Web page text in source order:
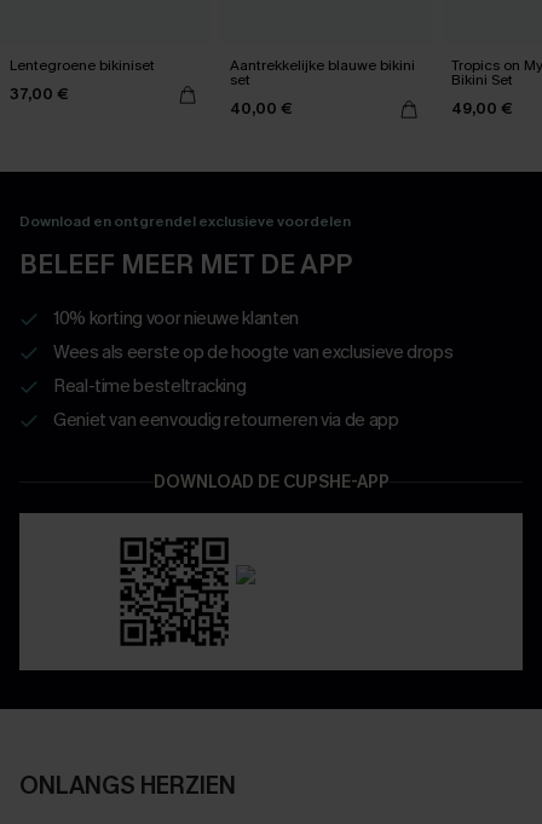
Lentegroene bikiniset
37,00 €
Aantrekkelijke blauwe bikini
set
40,00 €
Tropics on
Bikini Set
49,00 €
Download en ontgrendel exclusieve voordelen
BELEEF MEER MET DE APP
10% korting voor nieuwe klanten
Wees als eerste op de hoogte van exclusieve drops
Real-time besteltracking
Geniet van eenvoudig retourneren via de app
DOWNLOAD DE CUPSHE-APP
ONLANGS HERZIEN